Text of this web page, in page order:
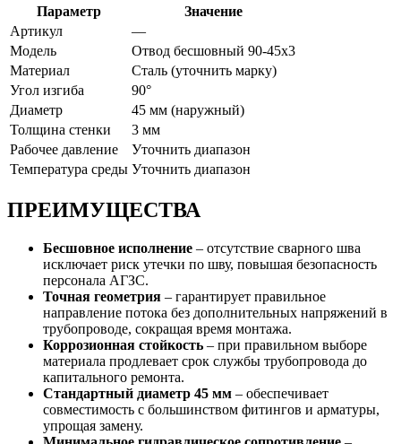
Параметр
Значение
Артикул
—
Модель
Отвод бесшовный 90-45х3
Материал
Сталь (уточнить марку)
Угол изгиба
90°
Диаметр
45 мм (наружный)
Толщина стенки
3 мм
Рабочее давление
Уточнить диапазон
Температура среды Уточнить диапазон
ПРЕИМУЩЕСТВА
Бесшовное исполнение – отсутствие сварного шва
исключает риск утечки по шву, повышая безопасность
персонала АГЗС.
Точная геометрия – гарантирует правильное
направление потока без дополнительных напряжений в
трубопроводе, сокращая время монтажа.
Коррозионная стойкость – при правильном выборе
материала продлевает срок службы трубопровода до
капитального ремонта.
Стандартный диаметр 45 мм – обеспечивает
совместимость с большинством фитингов и арматуры,
упрощая замену.